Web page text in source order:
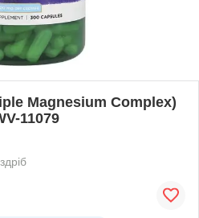
Magnesium Complex)
11079